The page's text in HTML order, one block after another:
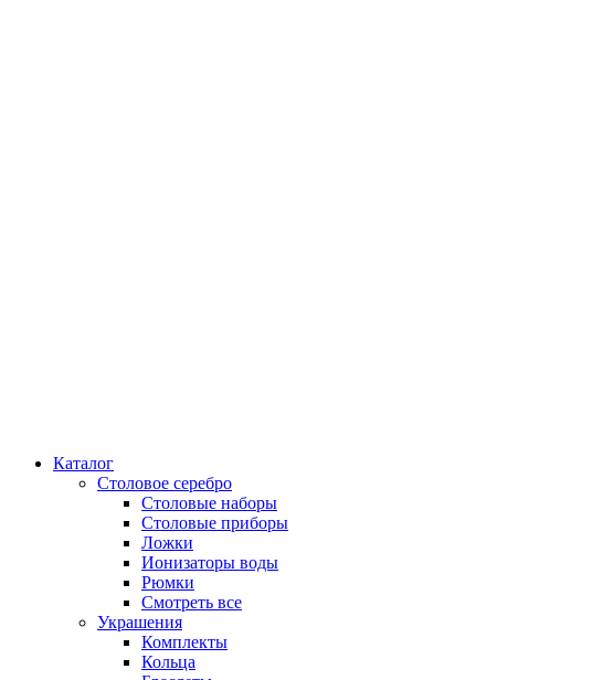
Каталог
Столовое серебро
Столовые наборы
Столовые приборы
Ложки
Ионизаторы воды
Рюмки
Смотреть все
Украшения
Комплекты
Кольца